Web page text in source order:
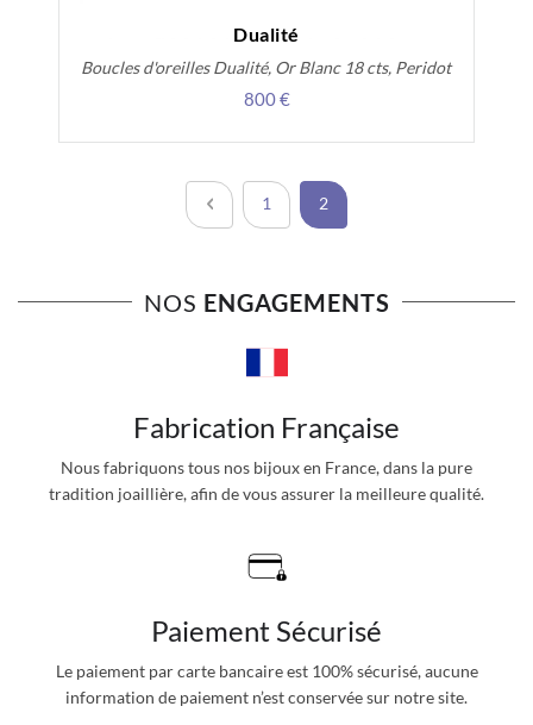
Dualité
Boucles d'oreilles Dualité, Or Blanc 18 cts, Peridot
800 €
Page
Page
PrécédentPage
1 Vous lisez actuellement la
2
NOS ENGAGEMENTS
Fabrication Française
Nous fabriquons tous nos bijoux en France, dans la pure
tradition joaillière, afin de vous assurer la meilleure qualité.
Paiement Sécurisé
Le paiement par carte bancaire est 100% sécurisé, aucune
information de paiement n’est conservée sur notre site.